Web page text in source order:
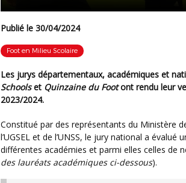
Publié le 30/04/2024
Foot en Milieu Scolaire
Les jurys départementaux, académiques et
Schoolset Quinzaine du Footont rendu leur
2023/2024.
Constitué par des représentants du Ministère de l’Éducation Nationale, de la FFF, de l’USEP, de
l’UGSEL et de l’UNSS, le jury national a
différentes académies et parmi elles celles de
des lauréats académiques ci-dessous).